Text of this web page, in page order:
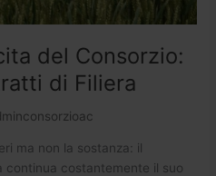
del Consorzio:
di Filiera
ma non la sostanza: il
continua costantemente il suo